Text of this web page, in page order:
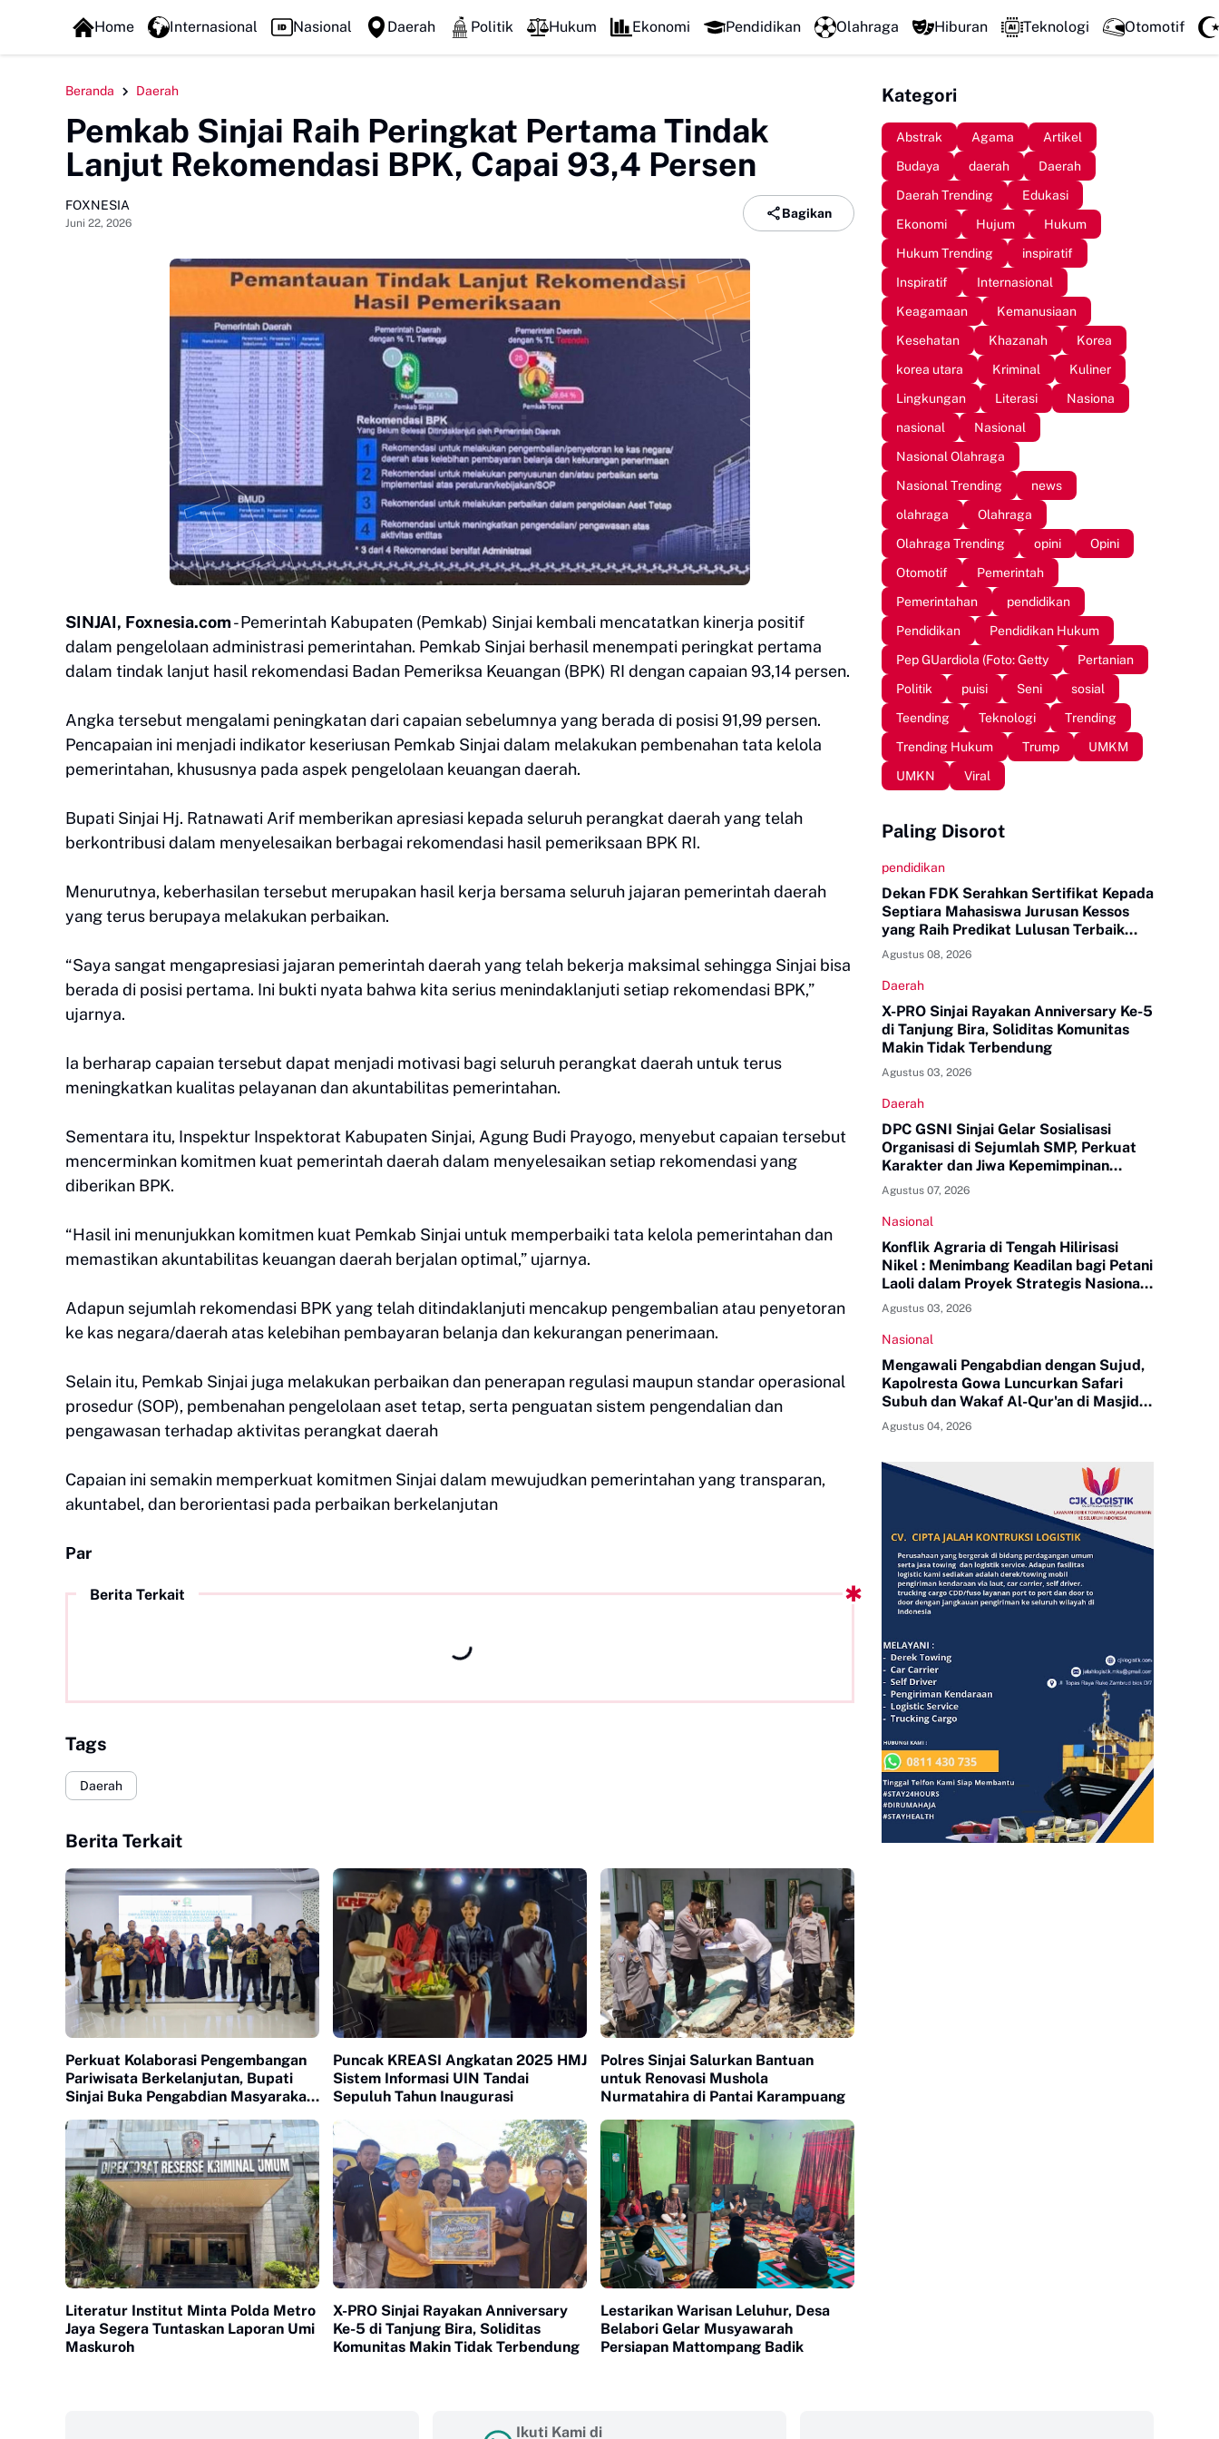
FOXLINE NEWS Literatur Institut Minta Polda Metro Jaya Segera
Home Internasional Nasional Daerah Politik Hukum Ekonomi Pendidikan Olahraga Hiburan Teknologi Otomotif
Beranda Daerah
Pemkab Sinjai Raih Peringkat Pertama Tindak
Lanjut Rekomendasi BPK, Capai 93,4 Persen
FOXNESIA
Juni 22, 2026
Bagikan
SINJAI, Foxnesia.com- Pemerintah Kabupaten (Pemkab) Sinjai kembali mencatatkan kinerja positif
dalam pengelolaan administrasi pemerintahan. Pemkab Sinjai berhasil menempati peringkat pertama
dalam tindak lanjut hasil rekomendasi Badan Pemeriksa Keuangan (BPK) RI dengan capaian 93,14 persen.
Angka tersebut mengalami peningkatan dari capaian sebelumnya yang berada di posisi 91,99 persen.
Pencapaian ini menjadi indikator keseriusan Pemkab Sinjai dalam melakukan pembenahan tata kelola
pemerintahan, khususnya pada aspek pengelolaan keuangan daerah.
Bupati Sinjai Hj. Ratnawati Arif memberikan apresiasi kepada seluruh perangkat daerah yang telah
berkontribusi dalam menyelesaikan berbagai rekomendasi hasil pemeriksaan BPK RI.
Menurutnya, keberhasilan tersebut merupakan hasil kerja bersama seluruh jajaran pemerintah daerah
yang terus berupaya melakukan perbaikan.
“Saya sangat mengapresiasi jajaran pemerintah daerah yang telah bekerja maksimal sehingga Sinjai bisa
berada di posisi pertama. Ini bukti nyata bahwa kita serius menindaklanjuti setiap rekomendasi BPK,”
ujarnya.
Ia berharap capaian tersebut dapat menjadi motivasi bagi seluruh perangkat daerah untuk terus
meningkatkan kualitas pelayanan dan akuntabilitas pemerintahan.
Sementara itu, Inspektur Inspektorat Kabupaten Sinjai, Agung Budi Prayogo, menyebut capaian tersebut
mencerminkan komitmen kuat pemerintah daerah dalam menyelesaikan setiap rekomendasi yang
diberikan BPK.
“Hasil ini menunjukkan komitmen kuat Pemkab Sinjai untuk memperbaiki tata kelola pemerintahan dan
memastikan akuntabilitas keuangan daerah berjalan optimal,” ujarnya.
Adapun sejumlah rekomendasi BPK yang telah ditindaklanjuti mencakup pengembalian atau penyetoran
ke kas negara/daerah atas kelebihan pembayaran belanja dan kekurangan penerimaan.
Selain itu, Pemkab Sinjai juga melakukan perbaikan dan penerapan regulasi maupun standar operasional
prosedur (SOP), pembenahan pengelolaan aset tetap, serta penguatan sistem pengendalian dan
pengawasan terhadap aktivitas perangkat daerah
Capaian ini semakin memperkuat komitmen Sinjai dalam mewujudkan pemerintahan yang transparan,
akuntabel, dan berorientasi pada perbaikan berkelanjutan
Par
Berita Terkait
Tags
Daerah
Berita Terkait
Perkuat Kolaborasi Pengembangan
Pariwisata Berkelanjutan, Bupati
Sinjai Buka Pengabdian Masyarakat
Puncak KREASI Angkatan 2025 HMJ
Sistem Informasi UIN Tandai
Sepuluh Tahun Inaugurasi
Polres Sinjai Salurkan Bantuan
untuk Renovasi Mushola
Nurmatahira di Pantai Karampuang
Literatur Institut Minta Polda Metro
Jaya Segera Tuntaskan Laporan Umi
Maskuroh
X-PRO Sinjai Rayakan Anniversary
Ke-5 di Tanjung Bira, Soliditas
Komunitas Makin Tidak Terbendung
Lestarikan Warisan Leluhur, Desa
Belabori Gelar Musyawarah
Persiapan Mattompang Badik
Kategori
Abstrak Agama
Artikel
Budaya
daerah
Daerah
Daerah Trending
Edukasi
Ekonomi
Hujum
Hukum
Hukum Trending
inspiratif
Inspiratif
Internasional
Keagamaan
Kemanusiaan
Kesehatan
Khazanah
Korea
korea utara
Kriminal
Kuliner
Lingkungan
Literasi
Nasiona
nasional
Nasional
Nasional Olahraga
Nasional Trending
news
olahraga
Olahraga
Olahraga Trending
opini
Opini
Otomotif
Pemerintah
Pemerintahan
pendidikan
Pendidikan
Pendidikan Hukum
Pep GUardiola (Foto: Getty
Pertanian
Politik
puisi Seni
sosial
Teending
Teknologi
Trending
Trending Hukum
Trump
UMKM
UMKN
Viral
Paling Disorot
pendidikan
Dekan FDK Serahkan Sertifikat Kepada
Septiara Mahasiswa Jurusan Kessos
yang Raih Predikat Lulusan Terbaik
Tingkat UINAM
Agustus 08, 2026
Daerah
X-PRO Sinjai Rayakan Anniversary Ke-5
di Tanjung Bira, Soliditas Komunitas
Makin Tidak Terbendung
Agustus 03, 2026
Daerah
DPC GSNI Sinjai Gelar Sosialisasi
Organisasi di Sejumlah SMP, Perkuat
Karakter dan Jiwa Kepemimpinan
Pelajar
Agustus 07, 2026
Nasional
Konflik Agraria di Tengah Hilirisasi
Nikel : Menimbang Keadilan bagi Petani
Laoli dalam Proyek Strategis Nasional
PT Indonesia Huali Industry Park
Agustus 03, 2026
Nasional
Mengawali Pengabdian dengan Sujud,
Kapolresta Gowa Luncurkan Safari
Subuh dan Wakaf Al-Qur'an di Masjid
Tua
Agustus 04, 2026
Ikuti Kami di